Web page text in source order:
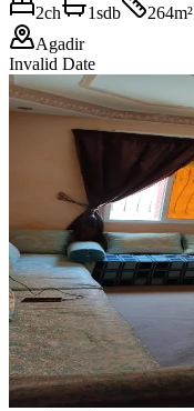
2ch 1sdb 264m²
Agadir
Invalid Date